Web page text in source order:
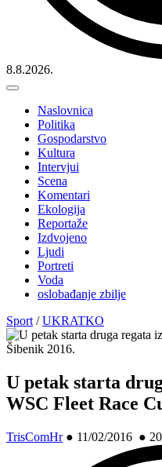
8.8.2026.
Naslovnica
Politika
Gospodarstvo
Kultura
Intervjui
Scena
Komentari
Ekologija
Reportaže
Izdvojeno
Ljudi
Portreti
Voda
oslobađanje zbilje
Sport /UKRATKO
U petak starta
WSC Fleet Race
TrisComHr● 11/02/2016 ●